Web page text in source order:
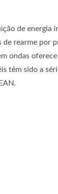
de energia
de rearme por
ondas
têm sido a